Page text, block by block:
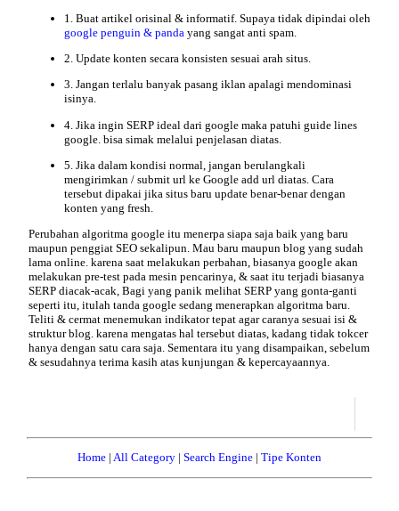
1. Buat artikel orisinal & informatif. Supaya tidak dipindai oleh
google penguin & panda yang sangat anti spam.
2. Update konten secara konsisten sesuai arah situs.
3. Jangan terlalu banyak pasang iklan apalagi mendominasi
isinya.
4. Jika ingin SERP ideal dari google maka patuhi guide lines
google. bisa simak melalui penjelasan diatas.
5. Jika dalam kondisi normal, jangan berulangkali
mengirimkan / submit url ke Google add url diatas. Cara
tersebut dipakai jika situs baru update benar-benar dengan
konten yang fresh.
Perubahan algoritma google itu menerpa siapa saja baik yang baru
maupun penggiat SEO sekalipun. Mau baru maupun blog yang sudah
lama online. karena saat melakukan perbahan, biasanya google akan
melakukan pre-test pada mesin pencarinya, & saat itu terjadi biasanya
SERP diacak-acak, Bagi yang panik melihat SERP yang gonta-ganti
seperti itu, itulah tanda google sedang menerapkan algoritma baru.
Teliti & cermat menemukan indikator tepat agar caranya sesuai isi &
struktur blog. karena mengatas hal tersebut diatas, kadang tidak tokcer
hanya dengan satu cara saja. Sementara itu yang disampaikan, sebelum
& sesudahnya terima kasih atas kunjungan & kepercayaannya.
Home | All Category | Search Engine | Tipe Konten